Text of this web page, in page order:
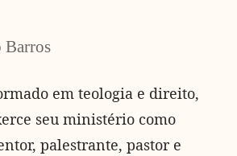
Barros
em teologia e direito,
seu ministério como
palestrante, pastor e